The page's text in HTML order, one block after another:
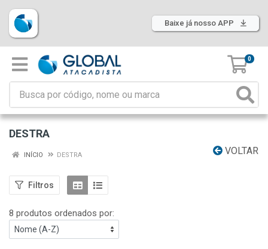
Baixe já nosso APP
0
DESTRA
VOLTAR
INÍCIO DESTRA
Filtros
8 produtos ordenados por: